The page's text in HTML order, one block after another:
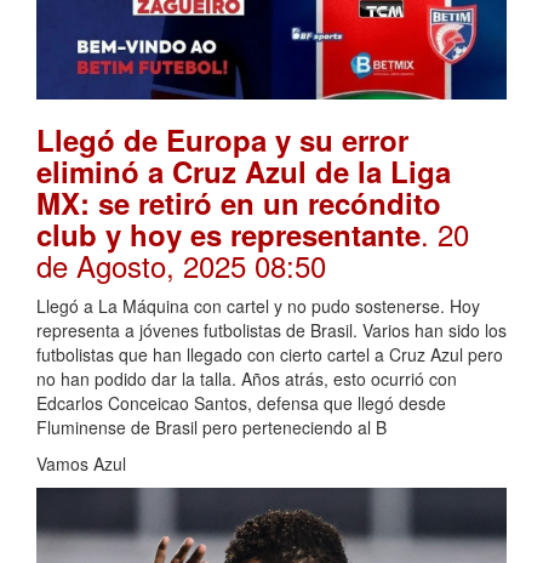
Llegó de Europa y su error
eliminó a Cruz Azul de la Liga
MX: se retiró en un recóndito
club y hoy es representante. 20
de Agosto, 2025 08:50
Llegó a La Máquina con cartel y no pudo sostenerse. Hoy
representa a jóvenes futbolistas de Brasil. Varios han sido los
futbolistas que han llegado con cierto cartel a Cruz Azul pero
no han podido dar la talla. Años atrás, esto ocurrió con
Edcarlos Conceicao Santos, defensa que llegó desde
Fluminense de Brasil pero perteneciendo al B
Vamos Azul